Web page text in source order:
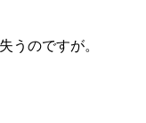
うのですが。